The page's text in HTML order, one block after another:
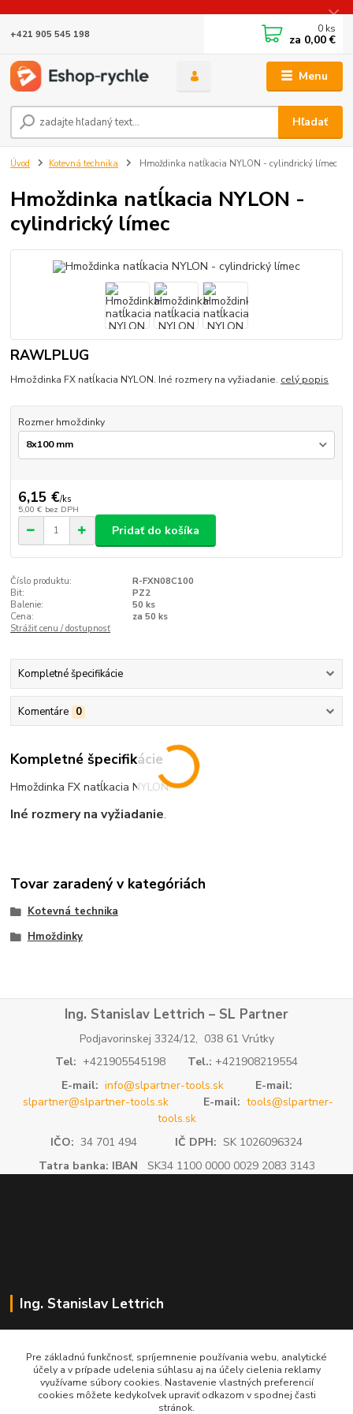
Menu
Hľadať
+421 905 545 198 0 ks
za 0,00 €
Úvod Kotevná technika Hmoždinka natĺkacia NYLON - cylindrický límec
Hmoždinka natĺkacia NYLON -
cylindrický límec
RAWLPLUG
Hmoždinka FX natĺkacia NYLON. Iné rozmery na vyžiadanie. celý popis
Rozmer hmoždinky
6,15 €/ks
5,00 € bez DPH
Pridať do košíka
Číslo produktu:
R-FXN08C100
Bit:
PZ2
Balenie:
50 ks
Cena:
za 50 ks
Strážiť cenu / dostupnosť
Kompletné špecifikácie
Komentáre 0
Kompletné špecifikácie
Hmoždinka FX natĺkacia NYLON.
Iné rozmery na vyžiadanie.
Tovar zaradený v kategóriách
Kotevná technika
Hmoždinky
Ing. Stanislav Lettrich – SL Partner
Podjavorinskej 3324/12, 038 61 Vrútky
Tel: +421905545198 Tel.: +421908219554
E-mail: info@slpartner-tools.sk
E-mail:
slpartner@slpartner-tools.sk
E-mail: tools@slpartner-
tools.sk
IČO: 34 701 494 IČ DPH: SK 1026096324
Tatra banka: IBAN SK34 1100 0000 0029 2083 3143
Ing. Stanislav Lettrich
+421 905 545 198
NONSTOP
Pre základnú funkčnosť, spríjemnenie používania webu, analytické
účely a v prípade udelenia súhlasu aj na účely cielenia reklamy
využívame súbory cookies. Nastavenie vlastných preferencií
cookies môžete kedykoľvek upraviť odkazom v spodnej časti
stránok.